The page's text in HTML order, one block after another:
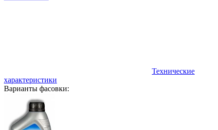
Технические
характеристики
Варианты фасовки: